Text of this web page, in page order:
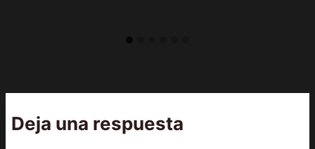
Deja una respuesta